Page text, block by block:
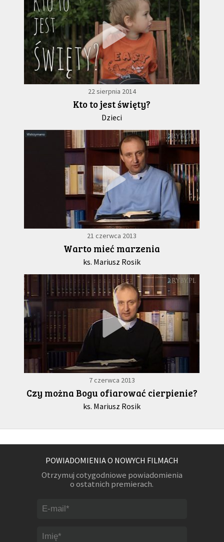
22 sierpnia 2014
Kto to jest święty?
Dzieci
21 czerwca 2013
Warto mieć marzenia
ks. Mariusz Rosik
7 czerwca 2013
Czy można Bogu ofiarować cierpienie?
ks. Mariusz Rosik
POWIADOMIENIA O NOWYCH FILMACH
Otrzymuj cotygodniowe powiadomienia
o ostatnich premierach.